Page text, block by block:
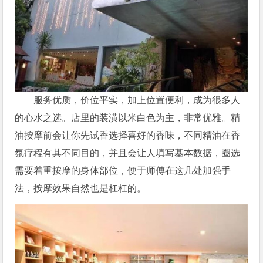
服务优质，价位平实，加上位置便利，成为很多人
的心水之选。店里的装潢以米白色为主，非常优雅。精
油按摩前会让你先试香选择喜好的香味，不同精油在香
氛疗程有其不同目的，并且会让人填写基本数据，圈选
需要着重按摩的身体部位，便于师傅在这几处加强手
法，按摩效果自然也是杠杠的。